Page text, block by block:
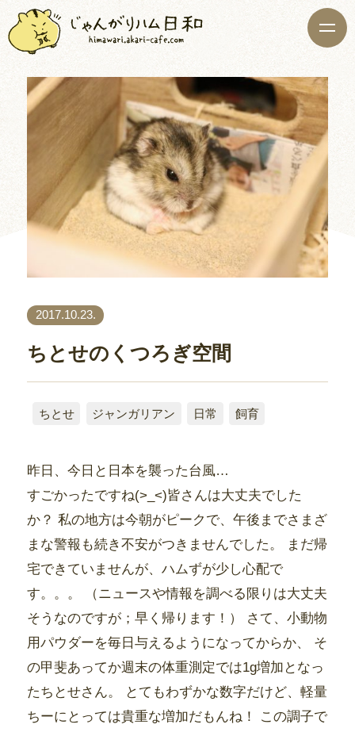
2017.10.23.
ちとせのくつろぎ空間
ちとせ ジャンガリアン 日常 飼育
昨日、今日と日本を襲った台風…
すごかったですね(>_<)皆さんは大丈夫でした
か？ 私の地方は今朝がピークで、午後までさまざ
まな警報も続き不安がつきませんでした。 まだ帰
宅できていませんが、ハムずが少し心配で
す。。。 （ニュースや情報を調べる限りは大丈夫
そうなのですが；早く帰ります！） さて、小動物
用パウダーを毎日与えるようになってからか、 そ
の甲斐あってか週末の体重測定では1g増加となっ
たちとせさん。 とてもわずかな数字だけど、軽量
ちーにとっては貴重な増加だもんね！ この調子で